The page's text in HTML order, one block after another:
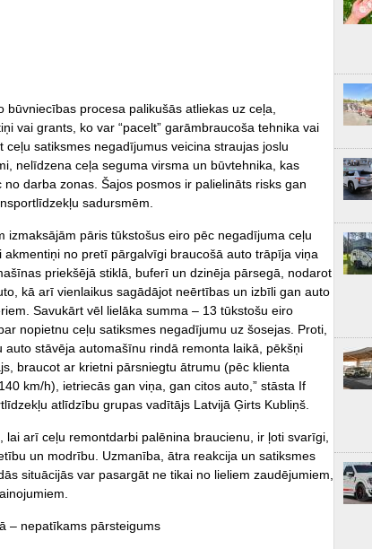
procesa palikušās atliekas uz ceļa,
vai grants, ko var “pacelt” garāmbraucoša tehnika vai
ceļu satiksmes negadījumus veicina straujas joslu
nelīdzena ceļa seguma virsma un būvtehnika, kas
darba zonas. Šajos posmos ir palielināts risks gan
sadursmēm.
izmaksājām pāris tūkstošus eiro pēc negadījuma ceļu
akmentiņi no pretī pārgalvīgi braucošā auto trāpīja viņa
priekšējā stiklā, buferī un dzinēja pārsegā, nodarot
kā arī vienlaikus sagādājot neērtības un izbīli gan auto
Savukārt vēl lielāka summa – 13 tūkstošu eiro
nopietnu ceļu satiksmes negadījumu uz šosejas. Proti,
auto stāvēja automašīnu rindā remonta laikā, pēkšņi
braucot ar krietni pārsniegtu ātrumu (pēc klienta
km/h), ietriecās gan viņa, gan citos auto,” stāsta If
atlīdzību grupas vadītājs Latvijā Ģirts Kubliņš.
lai arī ceļu remontdarbi palēnina braucienu, ir ļoti svarīgi,
un modrību. Uzmanība, ātra reakcija un satiksmes
situācijās var pasargāt ne tikai no lieliem zaudējumiem,
– nepatīkams pārsteigums